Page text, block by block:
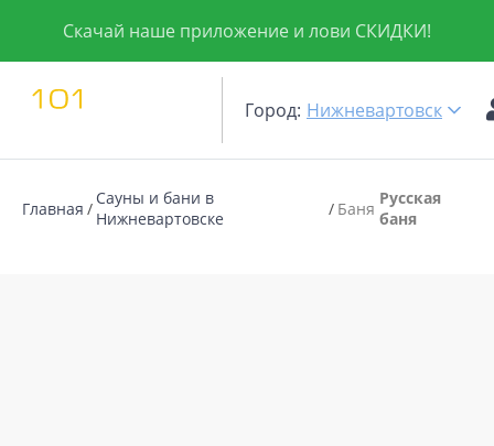
Скачай наше приложение и лови СКИДКИ!
Город: Нижневартовск
Главная
Сауны и бани в
Нижневартовске
Баня Русская
баня